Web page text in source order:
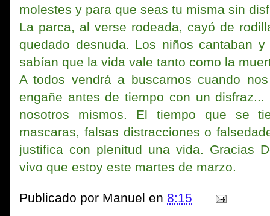
molestes y para que seas tu misma sin
La parca, al verse rodeada, cayó de
quedado desnuda. Los niños cantaban
sabían que la vida vale tanto como la
A todos vendrá a buscarnos cuando
engañe antes de tiempo con un
nosotros mismos. El tiempo que se
mascaras, falsas distracciones o
justifica con plenitud una vida. Gracias
vivo que estoy este martes de marzo.
Publicado por Manuel en 8:15